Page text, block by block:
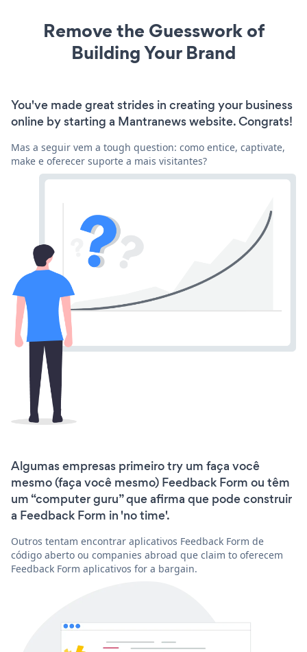
Remove the Guesswork of
Building Your Brand
You've made great strides in creating your business
online by starting a Mantranews website. Congrats!
Mas a seguir vem a tough question: como entice, captivate,
make e oferecer suporte a mais visitantes?
Algumas empresas primeiro try um faça você
mesmo (faça você mesmo) Feedback Form ou têm
um “computer guru” que afirma que pode construir
a Feedback Form in 'no time'.
Outros tentam encontrar aplicativos Feedback Form de
código aberto ou companies abroad que claim to oferecem
Feedback Form aplicativos for a bargain.